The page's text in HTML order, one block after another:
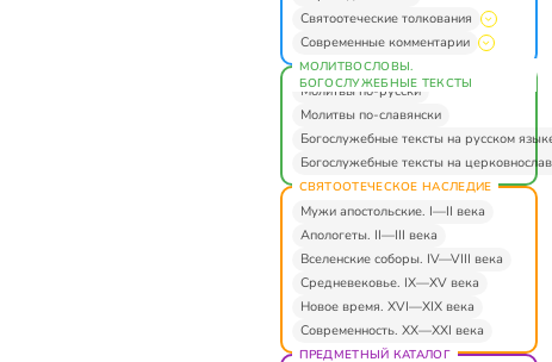
Святоотеческие толкования
Современные комментарии
МОЛИТВОСЛОВЫ.
БОГОСЛУЖЕБНЫЕ ТЕКСТЫ
Молитвы по-русски
Молитвы по-славянски
Богослужебные тексты на русском
Богослужебные тексты на
СВЯТООТЕЧЕСКОЕ НАСЛЕДИЕ
Мужи апостольские. I—II века
Апологеты. II—III века
Вселенские соборы. IV—VIII века
Средневековье. IX—XV века
Новое время. XVI—XIX века
Современность. XX—XXI века
ПРЕДМЕТНЫЙ КАТАЛОГ